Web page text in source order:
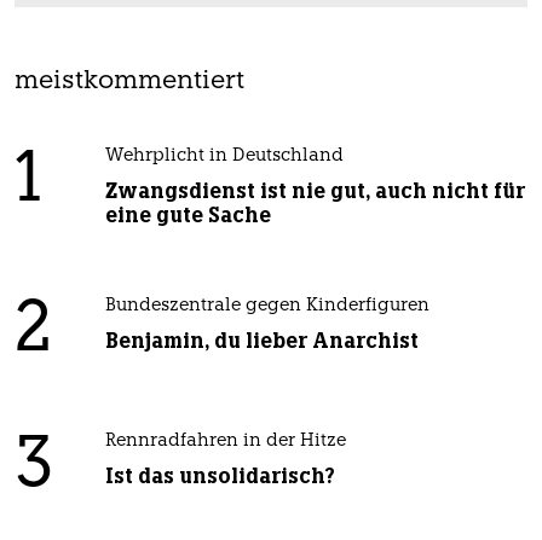
meistkommentiert
1 Wehrplicht in Deutschland
Zwangsdienst ist nie gut, auch nicht für
eine gute Sache
2 Bundeszentrale gegen Kinderfiguren
Benjamin, du lieber Anarchist
3 Rennradfahren in der Hitze
Ist das unsolidarisch?